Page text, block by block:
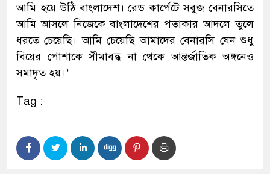
আমি হয়ে উঠি বাংলাদেশ। রেড কার্পেটে সবুজ বেনারসিতে
আমি আসলে নিজেকে বাংলাদেশের পতাকার আদলে তুলে
ধরতে চেয়েছি। আমি চেয়েছি আমাদের বেনারসি যেন শুধু
বিয়ের পোশাকে সীমাবদ্ধ না থেকে আন্তর্জাতিক অঙ্গনেও
সমাদৃত হয়।’
Tag :